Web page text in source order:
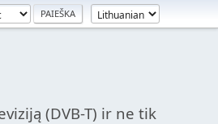
(DVB-T) ir ne tik